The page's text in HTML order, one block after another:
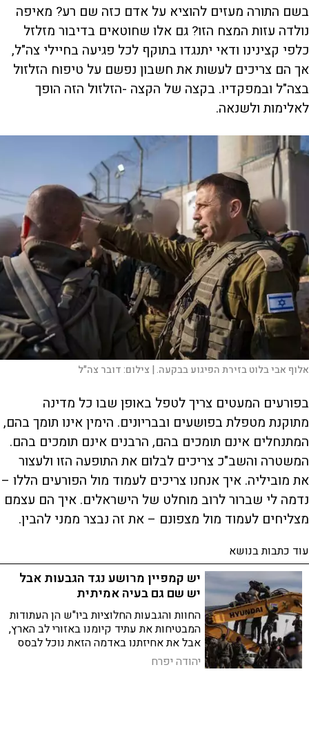
בשם התורה מעזים להוציא על אדם כזה שם רע? מאיפה
נולדה עזות המצח הזו? גם אלו שחוטאים בדיבור מזלזל
כלפי קצינינו ודאי יתנגדו בתוקף לכל פגיעה בחיילי צה"ל,
אך הם צריכים לעשות את חשבון נפשם על טיפוח הזלזול
בצה"ל ובמפקדיו. בקצה של הקצה -הזלזול הזה הופך
לאלימות ולשנאה.
אלוף אבי בלוט בזירת הפיגוע בבקעה. | צילום:דובר צה"ל
בפורעים המעטים צריך לטפל באופן שבו כל מדינה
מתוקנת מטפלת בפושעים ובבריונים. הימין אינו תומך בהם,
המתנחלים אינם תומכים בהם, הרבנים אינם תומכים בהם.
המשטרה והשב"כ צריכים לבלום את התופעה הזו ולעצור
את מוביליה. איך אנחנו צריכים לעמוד מול הפורעים הללו –
נדמה לי שברור לרוב מוחלט של הישראלים. איך הם עצמם
מצליחים לעמוד מול מצפונם – את זה נבצר ממני להבין.
עוד כתבות בנושא
יש קמפיין מרושע נגד הגבעות אבל
יש שם גם בעיה אמיתית
החוות והגבעות החלוציות ביו"ש הן העתודות
המבטיחות את עתיד קיומנו באזורי לב הארץ,
אבל את אחיזתנו באדמה הזאת נוכל לבסס
רק עם מוסר וערכים יהודיים
יהודה יפרח